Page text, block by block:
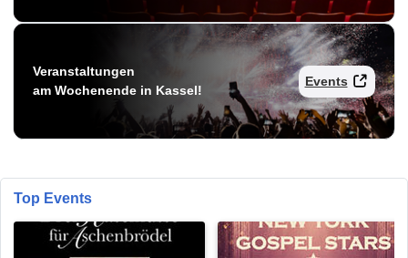
Veranstaltungen
am Wochenende in Kassel!
Events
Top Events